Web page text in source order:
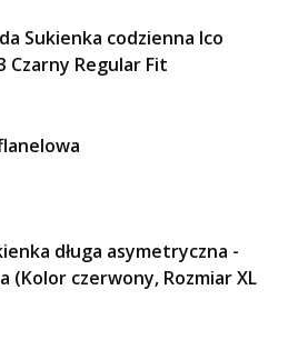
Sukienka codzienna Ico
Czarny Regular Fit
długa asymetryczna -
(Kolor czerwony, Rozmiar XL